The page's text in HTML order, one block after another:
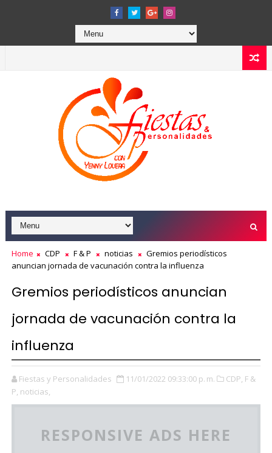
Home CDP F & P noticias
Gremios periodísticos
anuncian jornada de vacunación contra la influenza
Gremios periodísticos anuncian
jornada de vacunación contra la
influenza
Fiestas y Personalidades 11/01/2022 09:33:00 p. m. CDP, F &
P, noticias,
RESPONSIVE ADS HERE